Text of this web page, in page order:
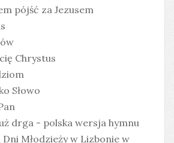
pójść za Jezusem
Chrystus
Słowo
drga - polska wersja hymnu
Młodzieży w Lizbonie w